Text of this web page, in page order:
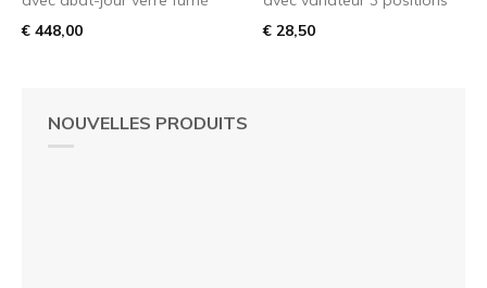
NOUVELLES PRODUITS
€ 448,00
€ 28,50